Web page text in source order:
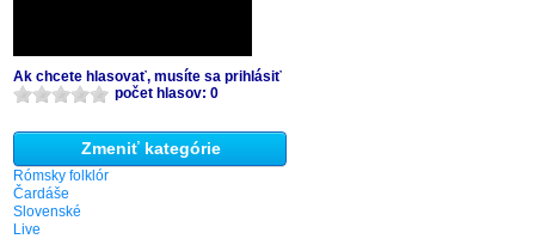
Ak chcete hlasovať, musíte sa prihlásiť
počet hlasov: 0
Zmeniť kategórie
Rómsky folklór
Čardáše
Slovenské
Live